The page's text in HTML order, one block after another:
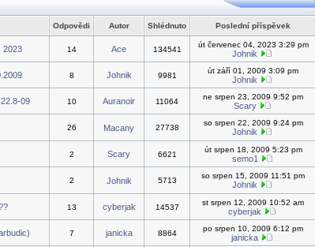
Odpovědi Autor Shlédnuto Poslední příspěvek
2023 14 Ace 134541
út červenec 04, 2023 3:29 pm
Johnik
8 Johnik 9981
út září 01, 2009 3:09 pm
Johnik
09 10 Auranoir 11064
ne srpen 23, 2009 9:52 pm
Scary
26 Macany 27738
so srpen 22, 2009 9:24 pm
Johnik
2 Scary 6621
út srpen 18, 2009 5:23 pm
semo1
2 Johnik 5713
so srpen 15, 2009 11:51 pm
Johnik
13 cyberjak 14537
st srpen 12, 2009 10:52 am
cyberjak
7 janicka 8864
po srpen 10, 2009 6:12 pm
janicka